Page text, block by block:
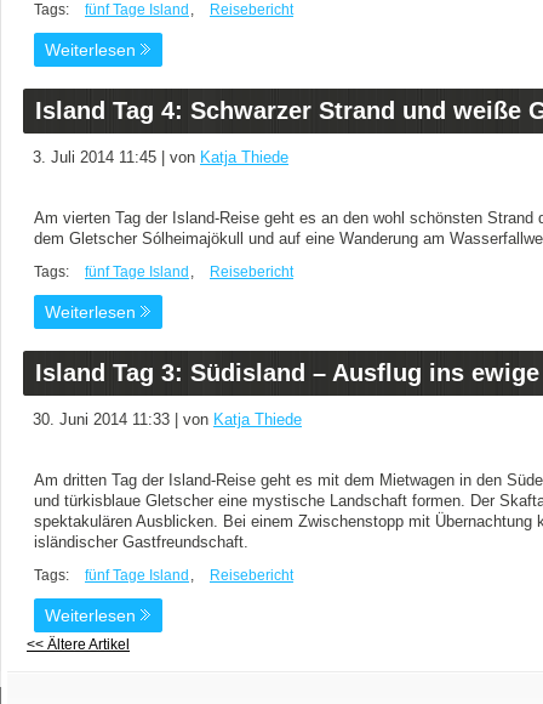
Tags: fünf Tage Island , Reisebericht
Weiterlesen
Island Tag 4: Schwarzer Strand und weiße
3. Juli 2014 11:45 | von Katja Thiede
Am vierten Tag der Island-Reise geht es an den wohl schönsten
dem Gletscher Sólheimajökull und auf eine Wanderung am
Tags: fünf Tage Island , Reisebericht
Weiterlesen
Island Tag 3: Südisland – Ausflug ins
30. Juni 2014 11:33 | von Katja Thiede
Am dritten Tag der Island-Reise geht es mit dem Mietwagen in den
und türkisblaue Gletscher eine mystische Landschaft formen. Der
spektakulären Ausblicken. Bei einem Zwischenstopp mit Übernachtung
isländischer Gastfreundschaft.
Tags: fünf Tage Island , Reisebericht
Weiterlesen
<< Ältere Artikel